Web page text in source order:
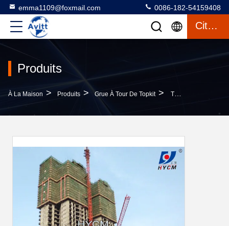
emma1109@foxmail.com 0086-182-54159408
Citation
Produits
À La Maison > Produits > Grue À Tour De Topkit > TC5023 Hautes Constructions Grue Équipement Lourd Hydraulique 10 Tonnes